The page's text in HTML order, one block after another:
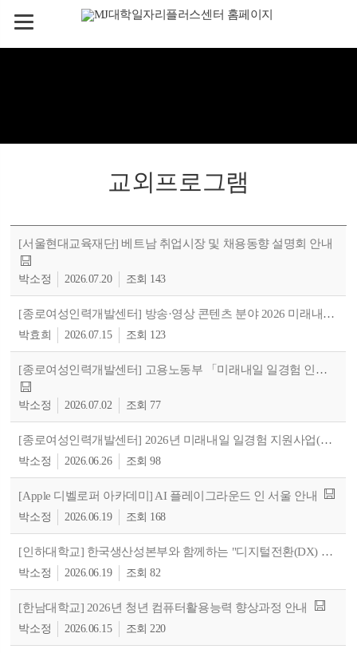
교외프로그램
[서울현대교육재단] 베트남 취업시장 및 채용동향 설명회 안내
박소정 2026.07.20 143
[종로여성인력개발센터] 방송·영상 콘텐츠 분야 2026 미래내일 일경험 사업설명회 참여자 모집
박효희 2026.07.15 123
[종로여성인력개발센터] 고용노동부 「미래내일 일경험 인턴형 프로그램」 참여청년 모집 안내
박소정 2026.07.02 77
[종로여성인력개발센터] 2026년 미래내일 일경험 지원사업(프로젝트형) <방송·영상 콘텐츠 기획·개발 CREW> 2회차 모집 안내
박소정 2026.06.26 98
[Apple 디벨로퍼 아카데미] AI 플레이그라운드 인 서울 안내
박소정 2026.06.19 168
[인하대학교] 한국생산성본부와 함께하는 "디지털전환(DX) 맞춤형 취업 아카데미" 안내
박소정 2026.06.19 82
[한남대학교] 2026년 청년 컴퓨터활용능력 향상과정 안내
박소정 2026.06.15 220